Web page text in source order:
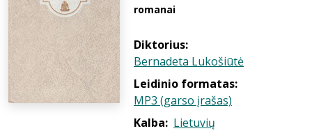
romanai
Diktorius:
Bernadeta Lukošiūtė
Leidinio formatas:
MP3 (garso įrašas)
Kalba: Lietuvių